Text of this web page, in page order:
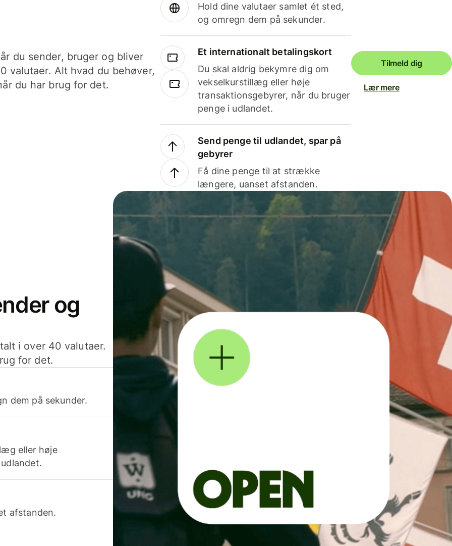
du sender, bruger og bliver
valutaer. Alt hvad du behøver,
du har brug for det.
Hold dine valutaer samlet ét sted,
og omregn dem på sekunder.
Et internationalt betalingskort
Du skal aldrig bekymre dig om
vekselkurstillæg eller høje
transaktionsgebyrer, når du bruger
penge i udlandet.
Send penge til udlandet, spar på
gebyrer
Få dine penge til at strække
længere, uanset afstanden.
Tilmeld dig
Lær mere
og
i over 40 valutaer.
for det.
dem på sekunder.
eller høje
afstanden.